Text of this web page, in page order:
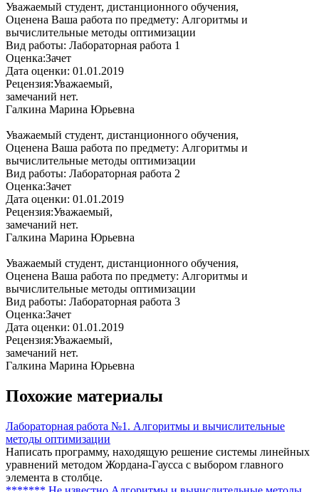
Уважаемый студент, дистанционного обучения,
Оценена Ваша работа по предмету: Алгоритмы и
вычислительные методы оптимизации
Вид работы: Лабораторная работа 1
Оценка:Зачет
Дата оценки: 01.01.2019
Рецензия:Уважаемый,
замечаний нет.
Галкина Марина Юрьевна
Уважаемый студент, дистанционного обучения,
Оценена Ваша работа по предмету: Алгоритмы и
вычислительные методы оптимизации
Вид работы: Лабораторная работа 2
Оценка:Зачет
Дата оценки: 01.01.2019
Рецензия:Уважаемый,
замечаний нет.
Галкина Марина Юрьевна
Уважаемый студент, дистанционного обучения,
Оценена Ваша работа по предмету: Алгоритмы и
вычислительные методы оптимизации
Вид работы: Лабораторная работа 3
Оценка:Зачет
Дата оценки: 01.01.2019
Рецензия:Уважаемый,
замечаний нет.
Галкина Марина Юрьевна
Похожие материалы
Лабораторная работа №1. Алгоритмы и вычислительные
методы оптимизации
Написать программу, находящую решение системы линейных
уравнений методом Жордана-Гаусса с выбором главного
элемента в столбце.